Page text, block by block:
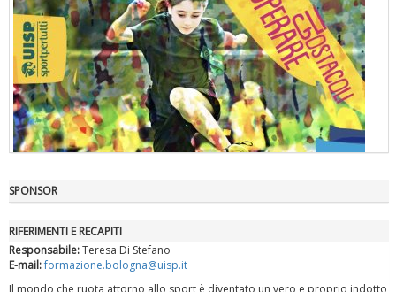
"Superare gli ostacoli": la relazione di Tiziano Pesce al CN Uisp
SPONSOR
RIFERIMENTI E RECAPITI
Responsabile:Teresa Di Stefano
E-mail:formazione.bologna@uisp.it